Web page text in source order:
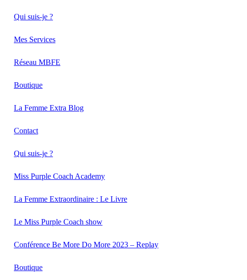
Qui suis-je ?
Mes Services
Réseau MBFE
Boutique
La Femme Extra Blog
Contact
Qui suis-je ?
Miss Purple Coach Academy
La Femme Extraordinaire : Le Livre
Le Miss Purple Coach show
Conférence Be More Do More 2023 – Replay
Boutique